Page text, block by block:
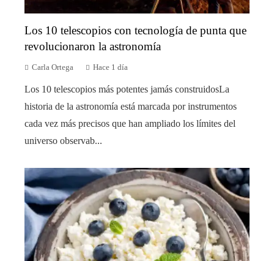
Los 10 telescopios con tecnología de punta que
revolucionaron la astronomía
Carla Ortega Hace 1 día
Los 10 telescopios más potentes jamás construidosLa
historia de la astronomía está marcada por instrumentos
cada vez más precisos que han ampliado los límites del
universo observab...